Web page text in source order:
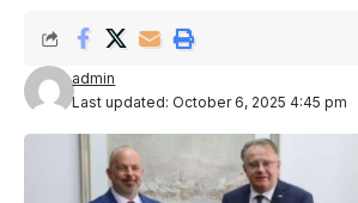
Last updated: October 6, 2025 4:45 pm
admin